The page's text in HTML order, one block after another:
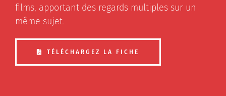
films, apportant des regards multiples sur un
même sujet.
TÉLÉCHARGEZ LA FICHE